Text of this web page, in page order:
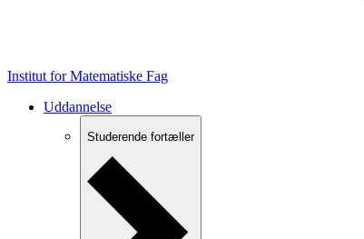
Institut for Matematiske Fag
Uddannelse
Studerende fortæller